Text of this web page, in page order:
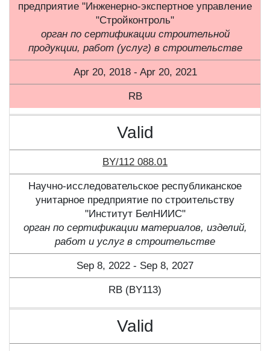
предприятие "Инженерно-экспертное управление
"Стройконтроль"
орган по сертификации строительной
продукции, работ (услуг) в строительстве
Apr 20, 2018 - Apr 20, 2021
RB
Valid
BY/112 088.01
Научно-исследовательское республиканское
унитарное предприятие по строительству
"Институт БелНИИС"
орган по сертификации материалов, изделий,
работ и услуг в строительстве
Sep 8, 2022 - Sep 8, 2027
RB (BY113)
Valid